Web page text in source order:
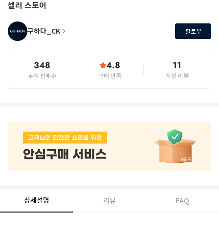
셀러 스토어
구하다_CK 팔로우
348
누적 판매수
4.8
구매 만족
11
작성 리뷰
상세설명 리뷰 FAQ